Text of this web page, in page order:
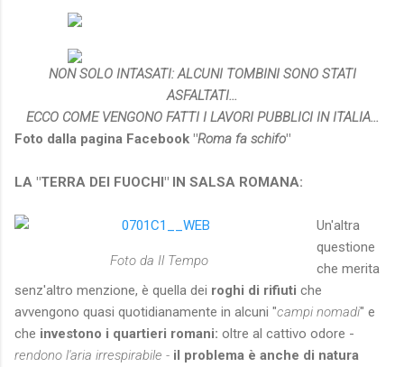
NON SOLO INTASATI: ALCUNI TOMBINI SONO STATI
ASFALTATI...
ECCO COME VENGONO FATTI I LAVORI PUBBLICI IN ITALIA...
Foto dalla pagina Facebook "Roma fa schifo"
LA "TERRA DEI FUOCHI" IN SALSA ROMANA:
Foto da Il Tempo
Un'altra
questione
che merita
senz'altro menzione, è quella dei roghi di rifiuti che
avvengono quasi quotidianamente in alcuni "campi nomadi" e
che investono i quartieri romani: oltre al cattivo odore -
rendono l'aria irrespirabile - il problema è anche di natura